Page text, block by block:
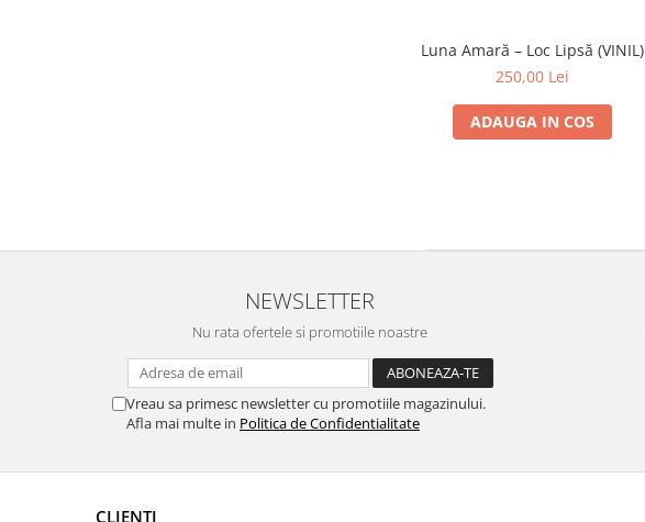
Luna Amară – Loc Lipsă (VINIL)
250,00 Lei
ADAUGA IN COS
NEWSLETTER
Nu rata ofertele si promotiile noastre
Vreau sa primesc newsletter cu promotiile magazinului.
Afla mai multe in Politica de Confidentialitate
CLIENTI